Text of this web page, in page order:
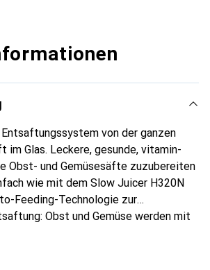
von der ganzen
im Glas. Leckere, gesunde, vitamin-
Obst- und Gemüsesäfte zuzubereiten
wie mit dem Slow Juicer H320N
Feeding-Technologie zur
Obst und Gemüse werden mit
und schonend entsaftet.